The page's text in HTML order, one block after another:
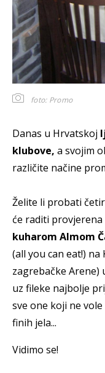
foto: Promo
Danas u Hrvatskoj
klubove, a svojim
različite načine
Želite li probati
će raditi
kuharom Almom
(all you can eat!) na
zagrebačke Arene)
uz fileke najbolje
sve one koji ne
finih jela...
Vidimo se!